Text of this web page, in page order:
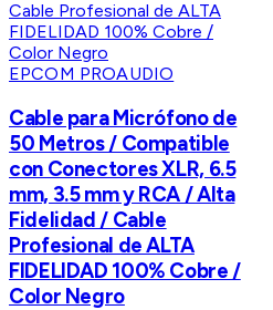
EPCOM PROAUDIO
Cable para Micrófono de
50 Metros / Compatible
con Conectores XLR, 6.5
mm, 3.5 mm y RCA / Alta
Fidelidad / Cable
Profesional de ALTA
FIDELIDAD 100% Cobre /
Color Negro